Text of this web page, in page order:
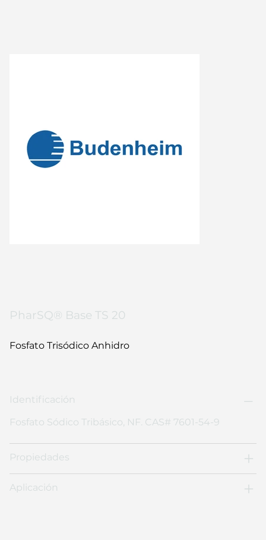
PharSQ® Base TS 20
Fosfato Trisódico Anhidro
Identificación
Fosfato Sódico Tribásico, NF. CAS# 7601-54-9
Propiedades
Aplicación